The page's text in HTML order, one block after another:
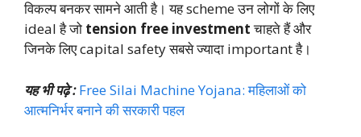
विकल्प बनकर सामने आती है। यह scheme उन लोगों के लिए
ideal है जो tension free investmentचाहते हैं और
जिनके लिए capital safety सबसे ज्यादा important है।
यह भी पढ़े :Free Silai Machine Yojana: महिलाओं को
आत्मनिर्भर बनाने की सरकारी पहल